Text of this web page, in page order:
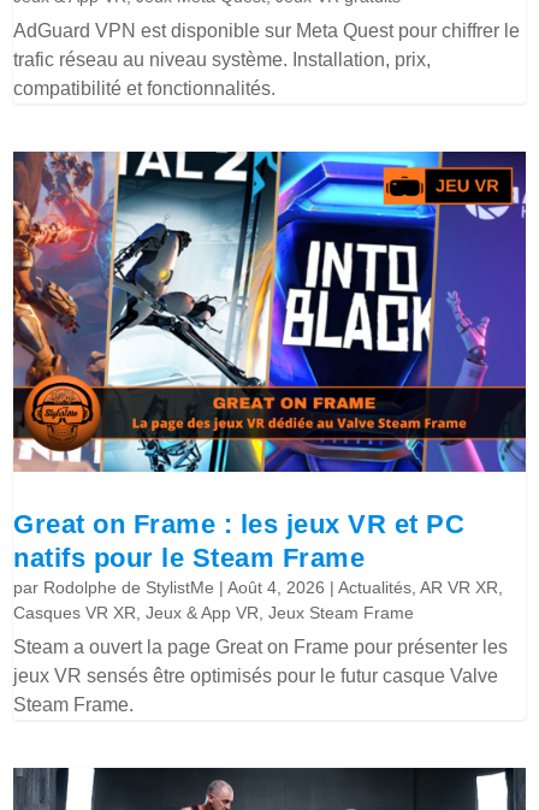
AdGuard VPN est disponible sur Meta Quest pour chiffrer le
trafic réseau au niveau système. Installation, prix,
compatibilité et fonctionnalités.
Great on Frame : les jeux VR et PC
natifs pour le Steam Frame
par Rodolphe de StylistMe |Août 4, 2026 |Actualités ,AR VR XR
Casques VR XR ,Jeux & App VR ,Jeux Steam Frame
Steam a ouvert la page Great on Frame pour présenter les
jeux VR sensés être optimisés pour le futur casque Valve
Steam Frame.